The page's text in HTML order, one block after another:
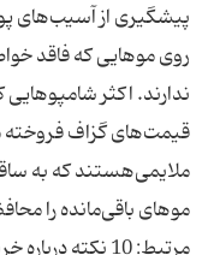
پیشگیری از آسیب‌های
روی موهایی كه فاقد
ندارند. اكثر
قیمت‌های گزاف فروخته
ملایمی‌هستند كه به
موهای باقی‌مانده را
مرتبط: 10 نکته